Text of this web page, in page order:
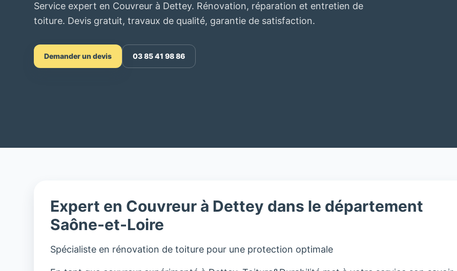
Service expert en Couvreur à Dettey. Rénovation, réparation et entretien de
toiture. Devis gratuit, travaux de qualité, garantie de satisfaction.
Demander un devis 03 85 41 98 86
Expert en Couvreur à Dettey dans le département
Saône-et-Loire
Spécialiste en rénovation de toiture pour une protection optimale